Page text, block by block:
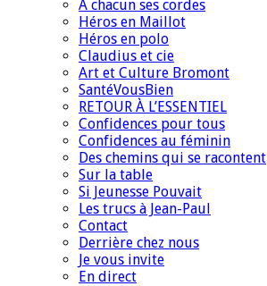
À chacun ses cordes
Héros en Maillot
Héros en polo
Claudius et cie
Art et Culture Bromont
SantéVousBien
RETOUR À L’ESSENTIEL
Confidences pour tous
Confidences au féminin
Des chemins qui se racontent
Sur la table
Si Jeunesse Pouvait
Les trucs à Jean-Paul
Contact
Derrière chez nous
Je vous invite
En direct